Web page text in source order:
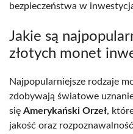
bezpieczeństwa w
Jakie są
złotych monet
Najpopularniejsze rodzaje
zdobywają światowe
się Amerykański Orzeł,
jakość oraz